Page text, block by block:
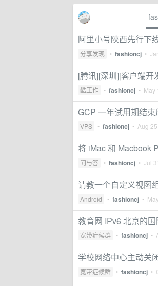
阿里小号陕西先行下
分享发现 • fashioncj •
[腾讯][深圳][客户端开
酷工作 • fashioncj • May
GCP 一年试用期结束
VPS • fashioncj • Aug
将 iMac 和 Macbook
问与答 • fashioncj • Jul
请教一个自定义视图
Android • fashioncj •
教育网 IPv6 北京的国
宽带症候群 • fashioncj •
学校网络中心主动关
宽带症候群 • fashioncj •